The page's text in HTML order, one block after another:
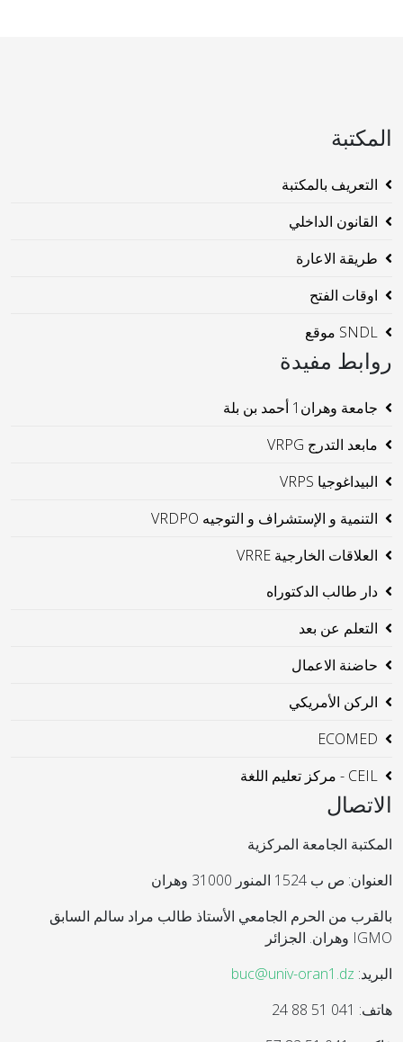
المكتبة
التعريف بالمكتبة
القانون الداخلي
طريقة الاعارة
اوقات الفتح
SNDL موقع
روابط مفيدة
جامعة وهران1 أحمد بن بلة
مابعد التدرج VRPG
البيداغوجيا VRPS
التنمية و الإستشراف و التوجيه VRDPO
العلاقات الخارجية VRRE
دار طالب الدكتوراه
التعلم عن بعد
حاضنة الاعمال
الركن الأمريكي
ECOMED
CEIL - مركز تعليم اللغة
الاتصال
المكتبة الجامعة المركزية
العنوان: ص ب 1524 المنور 31000 وهران
بالقرب من الحرم الجامعي الأستاذ طالب مراد سالم السابق
IGMO وهران. الجزائر
البريد: buc@univ-oran1.dz
هاتف: 041 51 88 24